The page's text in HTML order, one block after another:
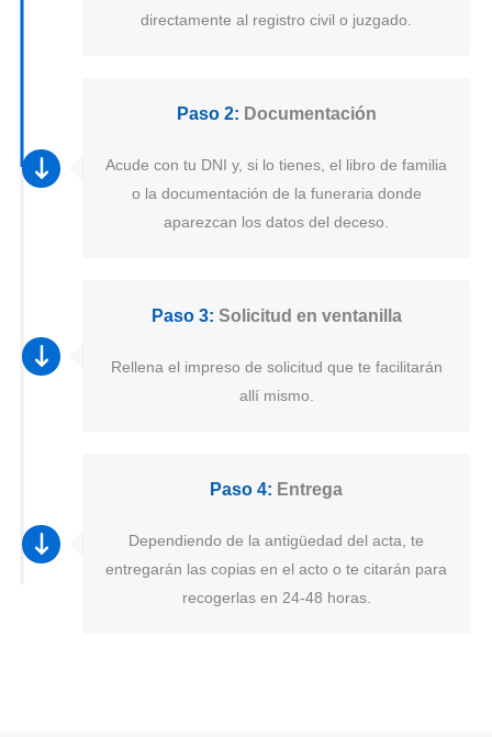
directamente al registro civil o juzgado.
Paso 2: Documentación
Acude con tu DNI y, si lo tienes, el libro de familia
o la documentación de la funeraria donde
aparezcan los datos del deceso.
Paso 3: Solicitud en ventanilla
Rellena el impreso de solicitud que te facilitarán
allí mismo.
Paso 4: Entrega
Dependiendo de la antigüedad del acta, te
entregarán las copias en el acto o te citarán para
recogerlas en 24-48 horas.